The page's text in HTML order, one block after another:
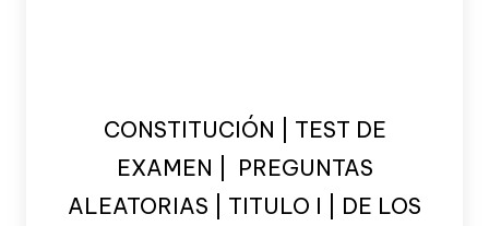
CONSTITUCIÓN | TEST DE
EXAMEN | PREGUNTAS
ALEATORIAS | TITULO I | DE LOS